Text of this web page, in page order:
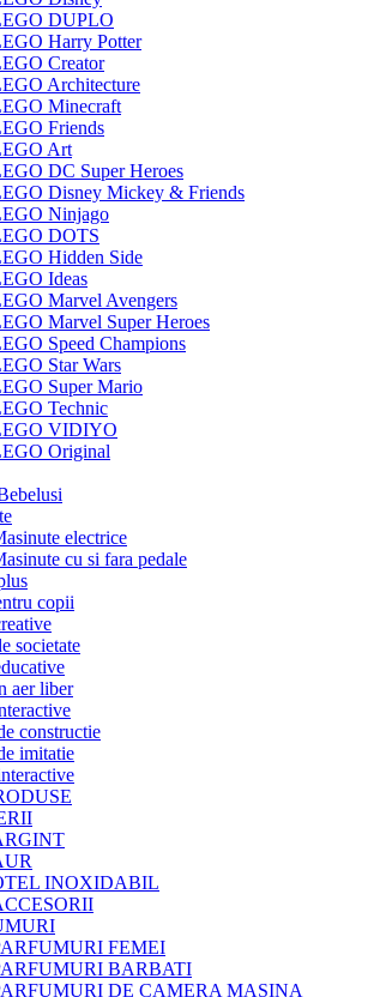
DUPLO
Harry Potter
Creator
Architecture
Minecraft
Friends
Art
DC Super Heroes
Disney Mickey & Friends
Ninjago
DOTS
Hidden Side
Ideas
Marvel Avengers
Marvel Super Heroes
Speed Champions
Star Wars
Super Mario
Technic
VIDIYO
Original
electrice
cu si fara pedale
copii
societate
aer liber
constructie
imitatie
INOXIDABIL
FEMEI
BARBATI
DE CAMERA MASINA